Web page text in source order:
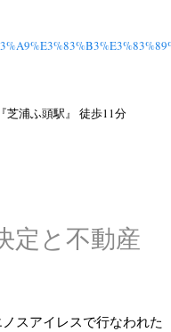
浦ふ頭駅』 徒歩11分
定と不動産
スアイレスで行なわれた